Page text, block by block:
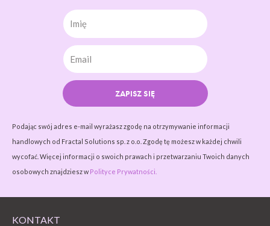
Imię
ZAPISZ SIĘ
Podając swój adres e-mail wyrażasz zgodę na otrzymywanie informacji
handlowych od Fractal Solutions sp. z o.o. Zgodę tę możesz w każdej chwili
wycofać. Więcej informacji o swoich prawach i przetwarzaniu Twoich danych
osobowych znajdziesz w Polityce Prywatności.
KONTAKT